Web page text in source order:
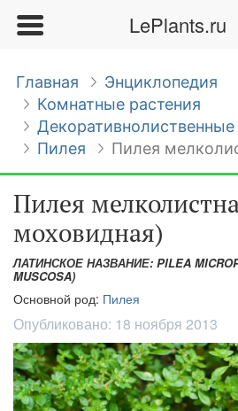
LePlants.ru
Главная
Энциклопедия
Комнатные растения
Пилея
Пилея
Пилея
моховидная)
ЛАТИНСКОЕ НАЗВАНИЕ: PILEA
MUSCOSA)
Основной род: Пилея
Опубликовано: 18 ноября 2013